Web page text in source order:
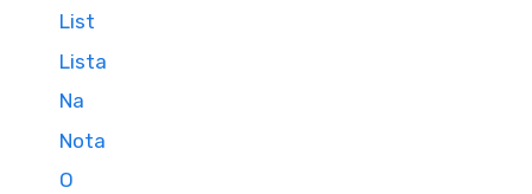
List
Lista
Na
Nota
O